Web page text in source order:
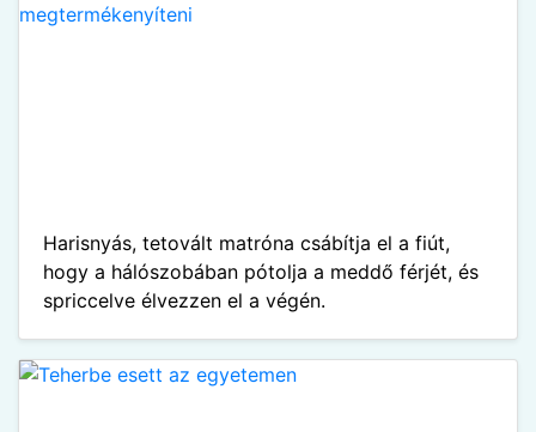
Harisnyás, tetovált matróna csábítja el a fiút,
hogy a hálószobában pótolja a meddő férjét, és
spriccelve élvezzen el a végén.